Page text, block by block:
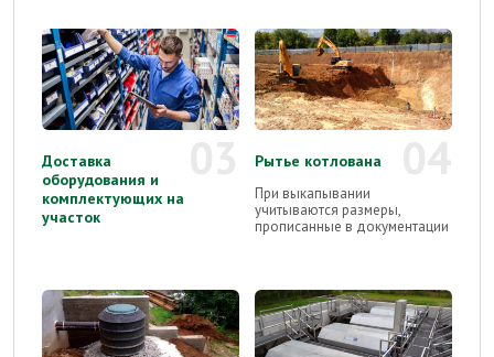
Доставка
оборудования и
комплектующих на
участок
Рытье котлована
При выкапывании
учитываются размеры,
прописанные в документации